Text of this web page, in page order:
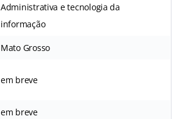
Administrativa e tecnologia da
informação
Mato Grosso
em breve
em breve